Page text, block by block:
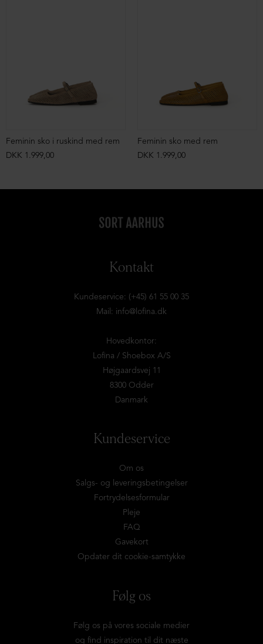
Feminin sko i ruskind med rem
DKK 1.999,00
Feminin sko med rem
DKK 1.999,00
Kontakt
Kundeservice: (+45) 61 55 00 35
Mail: info@lofina.dk
Hovedkontor:
Lofina / Shoebox A/S
Højgaardsvej 11
8300 Odder
Danmark
Kundeservice
Om os
Salgs- og leveringsbetingelser
Fortrydelsesformular
Pleje
FAQ
Gavekort
Opdater dit cookie-samtykke
Følg os
Følg os på vores sociale medier
og find inspiration til dit næste